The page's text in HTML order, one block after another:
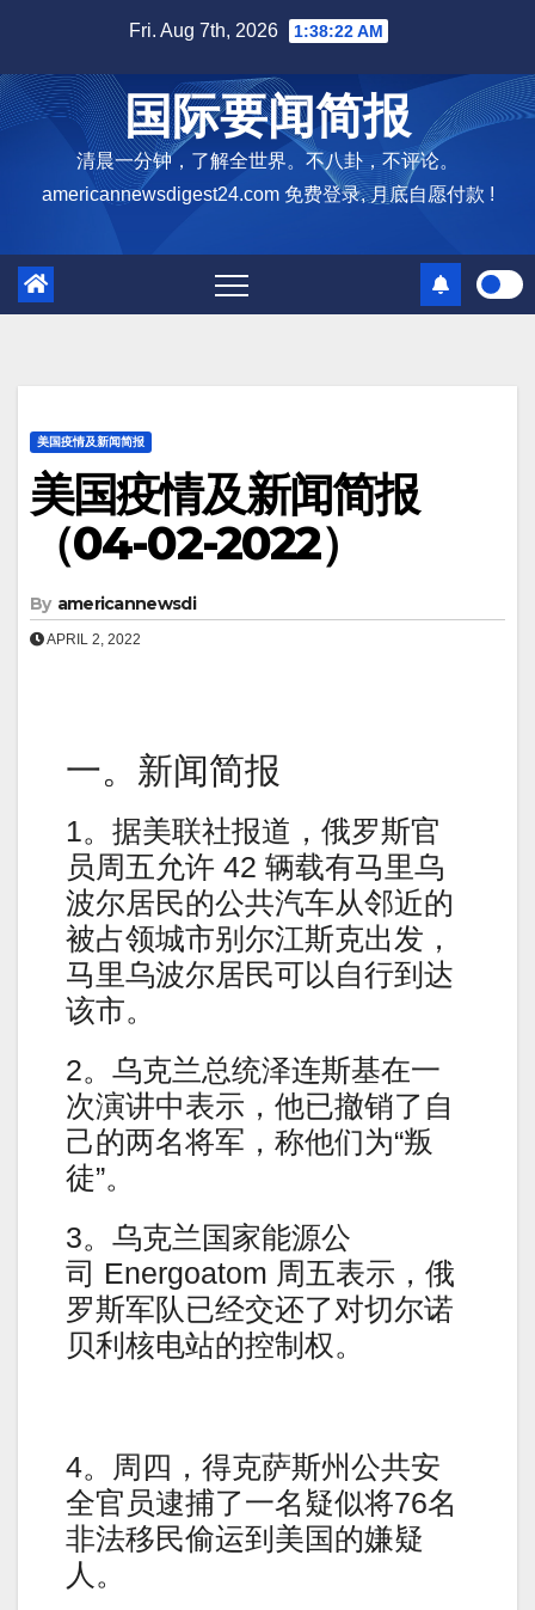
content
Fri. Aug 7th, 2026 1:38:23 AM
国际要闻简报
清晨一分钟，了解全世界。不八卦，不评论。
americannewsdigest24.com 免费登录, 月底自愿付款 !
美国疫情及新闻简报
美国疫情及新闻简报
（04-02-2022）
By americannewsdi
APRIL 2, 2022
一。新闻简报
1。据美联社报道，俄罗斯官
员周五允许 42 辆载有马里乌
波尔居民的公共汽车从邻近的
被占领城市别尔江斯克出发，
马里乌波尔居民可以自行到达
该市。
2。乌克兰总统泽连斯基在一
次演讲中表示，他已撤销了自
己的两名将军，称他们为“叛
徒”。
3。乌克兰国家能源公
司 Energoatom 周五表示，俄
罗斯军队已经交还了对切尔诺
贝利核电站的控制权。
4。周四，得克萨斯州公共安
全官员逮捕了一名疑似将76名
非法移民偷运到美国的嫌疑
人。